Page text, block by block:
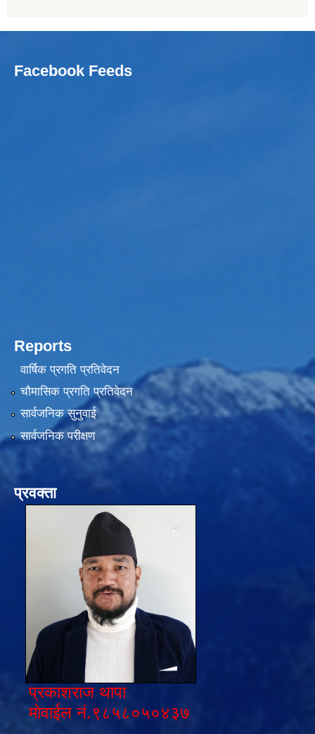
Facebook Feeds
Reports
वार्षिक प्रगति प्रतिवेदन
चौमासिक प्रगति प्रतिवेदन
सार्वजनिक सुनुवाई
सार्वजनिक परीक्षण
प्रवक्ता
प्रकाशराज थापा
मोवाईल नं.९८५८०५०४३७